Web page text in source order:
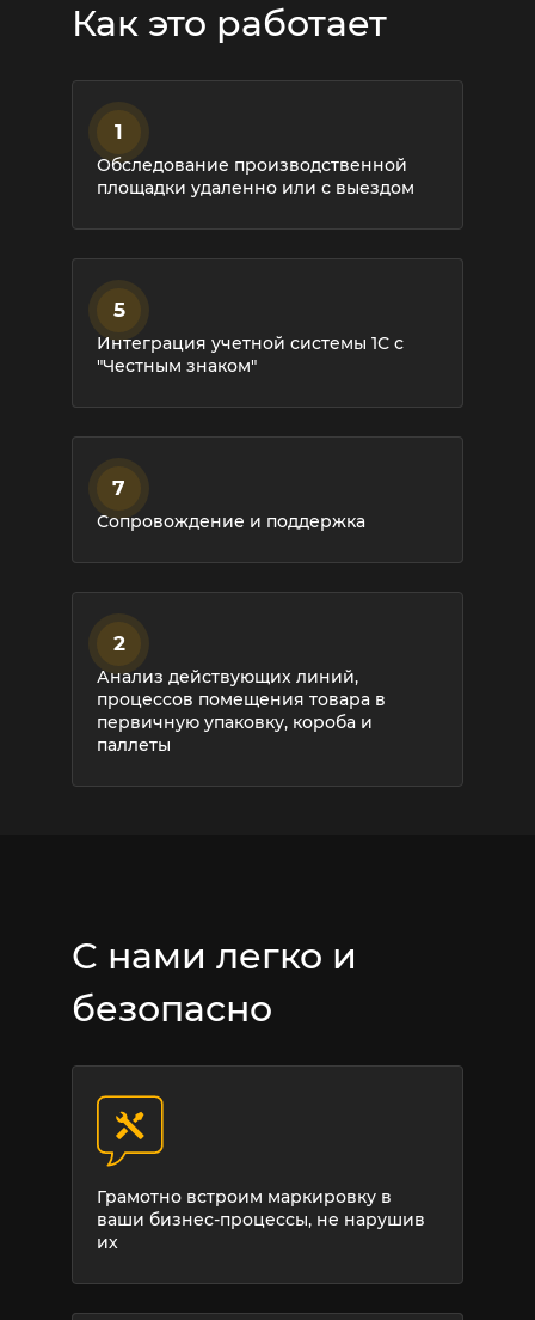
Как это работает
1
Обследование производственной
площадки удаленно или с выездом
2
Анализ действующих линий,
процессов помещения товара в
первичную упаковку, короба и
паллеты
3
Выбор оборудования и типа
маркировки выпускаемой продукции
4
Поставка оборудования, его
установка и настройка
5
Интеграция учетной системы 1С с
"Честным знаком"
6
Обучение персонала
7
Сопровождение и поддержка
С нами легко и
безопасно
Грамотно встроим маркировку в
ваши бизнес-процессы, не нарушив
их